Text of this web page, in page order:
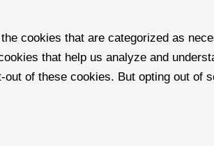
cookies that are categorized as
that help us analyze and
of these cookies. But opting out of